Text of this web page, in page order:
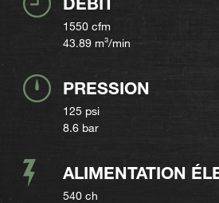
1550 cfm
43.89 m³/min
PRESSION
125 psi
8.6 bar
ALIMENTATION
540 ch